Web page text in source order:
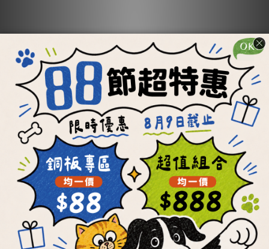
【OKi肉骨餅】任選
不同口味2件95折組
合優惠
NT$1,393 ~ NT$3,920
ADD TO CART
【OKi肉骨餅】滿漢
全席套餐組
NT$1,205 ~ NT$3,550
NT$6,472
ADD TO CART
每顆最低19元 每餐最低21元